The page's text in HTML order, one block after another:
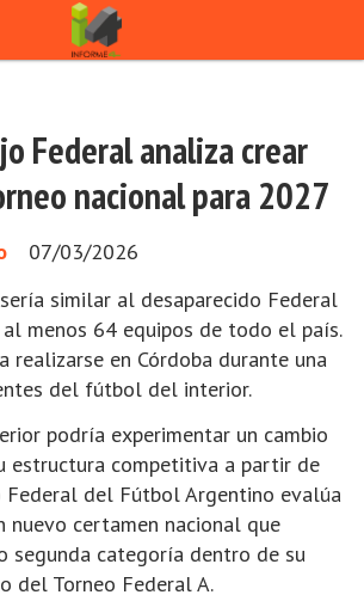
Federal analiza crear
nacional para 2027
similar al desaparecido Federal
menos 64 equipos de todo el país.
realizarse en Córdoba durante una
del fútbol del interior.
07/03/2026
podría experimentar un cambio
estructura competitiva a partir de
Federal del Fútbol Argentino evalúa
nuevo certamen nacional que
segunda categoría dentro de su
del Torneo Federal A.